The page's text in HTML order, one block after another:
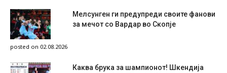
Мелсунген ги предупреди своите фанови
за мечот со Вардар во Скопје
posted on 02.08.2026
Каква брука за шампионот! Шкендија